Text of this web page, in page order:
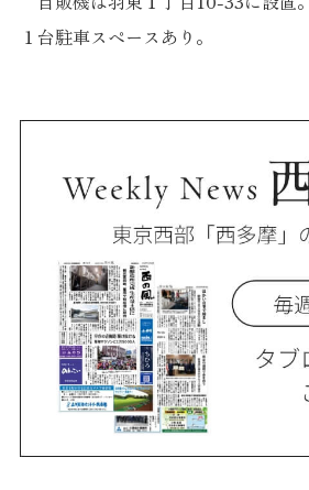
１台駐車スペースあり。